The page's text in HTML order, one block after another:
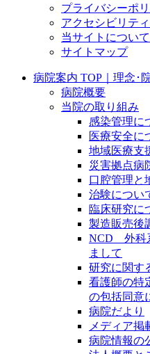
プライバシーポ
アクセシビリテ
当サイトについて
サイトマップ
病院案内 TOP｜理念･
病院概要
当院の取り組み
感染管理に
医療安全に
地域医療支
災害拠点病
口腔管理と
治験につい
臨床研究に
製造販売後
NCD 外科
まして
研究に関す
看護師の特
の包括同意
病院だより
メディア掲
病院情報の